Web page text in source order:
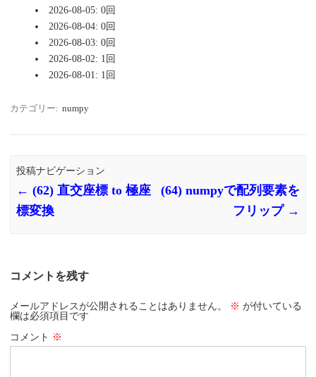
2026-08-05: 0回
2026-08-04: 0回
2026-08-03: 0回
2026-08-02: 1回
2026-08-01: 1回
カテゴリー: numpy
投稿ナビゲーション
← (62) 直交座標 to 極座
標変換
(64) numpyで配列要素を
フリップ →
コメントを残す
メールアドレスが公開されることはありません。 ※ が付いている
欄は必須項目です
コメント ※